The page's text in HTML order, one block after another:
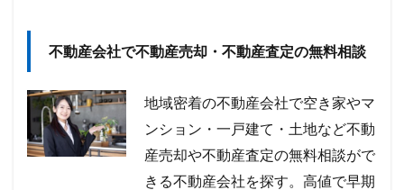
不動産会社で不動産売却・不動産査定の無料相談
地域密着の不動産会社で空き家やマ
ンション・一戸建て・土地など不動
産売却や不動産査定の無料相談がで
きる不動産会社を探す。高値で早期